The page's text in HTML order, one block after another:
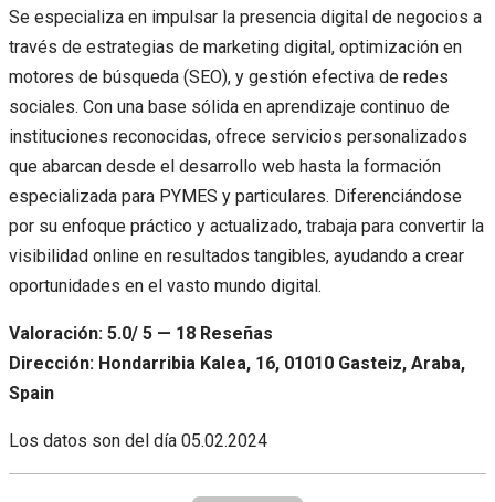
Se especializa en impulsar la presencia digital de negocios a
través de estrategias de marketing digital, optimización en
motores de búsqueda (SEO), y gestión efectiva de redes
sociales. Con una base sólida en aprendizaje continuo de
instituciones reconocidas, ofrece servicios personalizados
que abarcan desde el desarrollo web hasta la formación
especializada para PYMES y particulares. Diferenciándose
por su enfoque práctico y actualizado, trabaja para convertir la
visibilidad online en resultados tangibles, ayudando a crear
oportunidades en el vasto mundo digital.
Valoración: 5.0/ 5 — 18 Reseñas
Dirección: Hondarribia Kalea, 16, 01010 Gasteiz, Araba,
Spain
Los datos son del día 05.02.2024